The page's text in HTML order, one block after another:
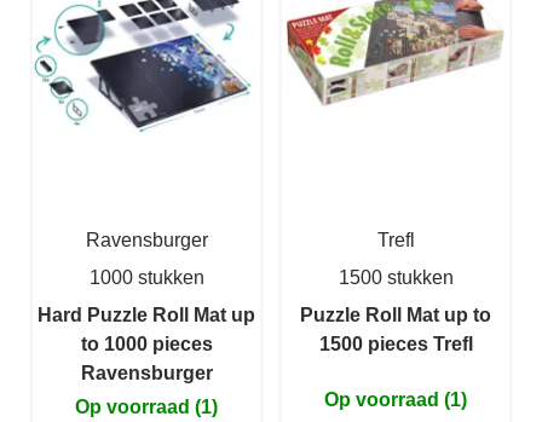
Ravensburger
1000 stukken
Hard Puzzle Roll Mat up
to 1000 pieces
Ravensburger
Op voorraad (1)
Trefl
1500 stukken
Puzzle Roll Mat up to
1500 pieces Trefl
Op voorraad (1)